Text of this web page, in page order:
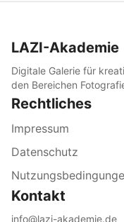
LAZI-Akademie
Digitale Galerie für
den Bereichen
Rechtliches
Impressum
Datenschutz
Kontakt
info@lazi-akademie.de